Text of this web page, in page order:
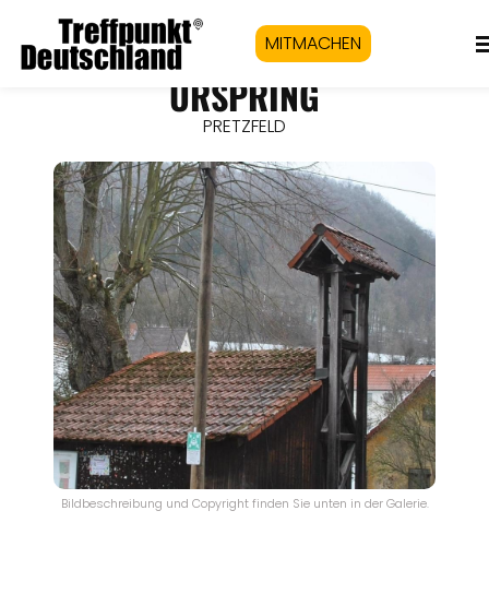
MITMACHEN
URSPRING
PRETZFELD
Bildbeschreibung und Copyright finden Sie unten in der Galerie.